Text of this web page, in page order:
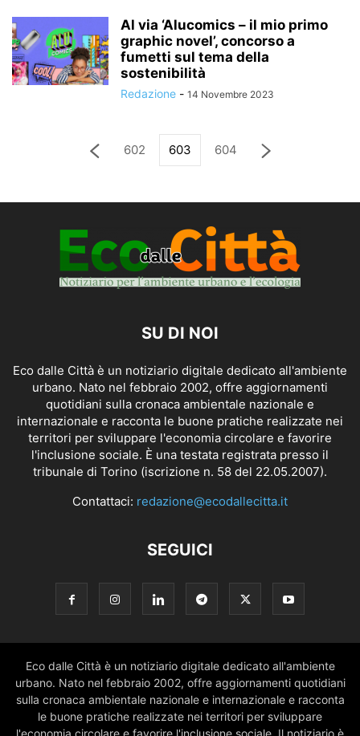
Al via ‘Alucomics – il mio primo
graphic novel’, concorso a
fumetti sul tema della
sostenibilità
Redazione - 14 Novembre 2023
602 603 604
SU DI NOI
Eco dalle Città è un notiziario digitale dedicato all'ambiente
urbano. Nato nel febbraio 2002, offre aggiornamenti
quotidiani sulla cronaca ambientale nazionale e
internazionale e racconta le buone pratiche realizzate nei
territori per sviluppare l'economia circolare e favorire
l'inclusione sociale. È una testata registrata presso il
tribunale di Torino (iscrizione n. 58 del 22.05.2007).
Contattaci: redazione@ecodallecitta.it
SEGUICI
Eco dalle Città è un notiziario digitale dedicato all'ambiente
urbano. Nato nel febbraio 2002, offre aggiornamenti quotidiani
sulla cronaca ambientale nazionale e internazionale e racconta
le buone pratiche realizzate nei territori per sviluppare
l'economia circolare e favorire l'inclusione sociale. Il notiziario è